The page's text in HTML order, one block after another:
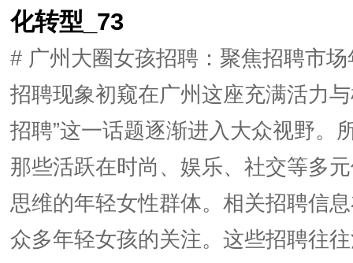
化转型_73
# 广州大圈女孩招聘：聚焦招聘市
招聘现象初窥在广州这座充满活力
招聘”这一话题逐渐进入大众视野。
那些活跃在时尚、娱乐、社交等多
思维的年轻女性群体。相关招聘信
众多年轻女孩的关注。这些招聘往